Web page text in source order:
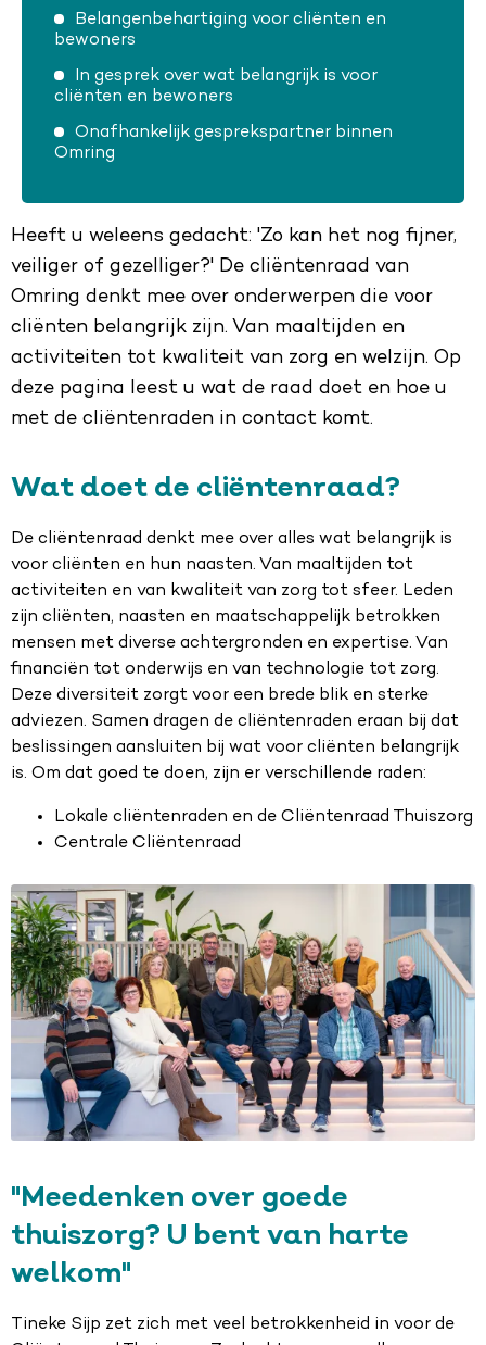
Belangenbehartiging voor cliënten en
bewoners
In gesprek over wat belangrijk is voor
cliënten en bewoners
Onafhankelijk gesprekspartner binnen
Omring
Heeft u weleens gedacht: 'Zo kan het nog fijner,
veiliger of gezelliger?' De cliëntenraad van
Omring denkt mee over onderwerpen die voor
cliënten belangrijk zijn. Van maaltijden en
activiteiten tot kwaliteit van zorg en welzijn. Op
deze pagina leest u wat de raad doet en hoe u
met de cliëntenraden in contact komt.
Wat doet de cliëntenraad?
De cliëntenraad denkt mee over alles wat belangrijk is
voor cliënten en hun naasten. Van maaltijden tot
activiteiten en van kwaliteit van zorg tot sfeer. Leden
zijn cliënten, naasten en maatschappelijk betrokken
mensen met diverse achtergronden en expertise. Van
financiën tot onderwijs en van technologie tot zorg.
Deze diversiteit zorgt voor een brede blik en sterke
adviezen. Samen dragen de cliëntenraden eraan bij dat
beslissingen aansluiten bij wat voor cliënten belangrijk
is. Om dat goed te doen, zijn er verschillende raden:
Lokale cliëntenraden en de Cliëntenraad Thuiszorg
Centrale Cliëntenraad
"Meedenken over goede
thuiszorg? U bent van harte
welkom"
Tineke Sijp zet zich met veel betrokkenheid in voor de